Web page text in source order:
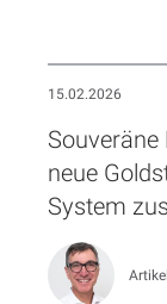
15.02.2026
neue
System